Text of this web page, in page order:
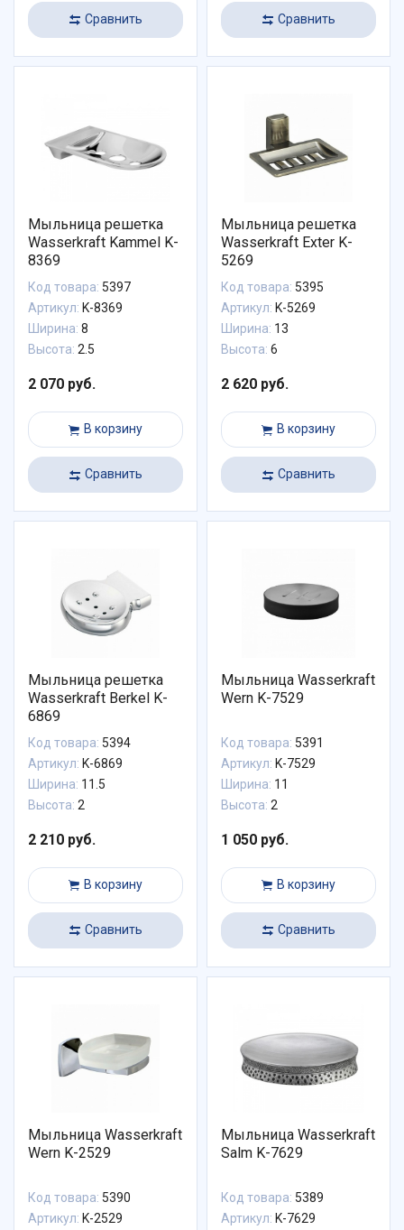
Сравнить Сравнить
Мыльница решетка
Wasserkraft Kammel K-
8369
Код товара: 5397
Артикул: K-8369
Ширина: 8
Высота: 2.5
2 070 руб.
В корзину
Сравнить
Мыльница решетка
Wasserkraft Exter K-
5269
Код товара: 5395
Артикул: K-5269
Ширина: 13
Высота: 6
2 620 руб.
В корзину
Сравнить
Мыльница решетка
Wasserkraft Berkel K-
6869
Код товара: 5394
Артикул: K-6869
Ширина: 11.5
Высота: 2
2 210 руб.
В корзину
Сравнить
Мыльница Wasserkraft
Wern K-7529
Код товара: 5391
Артикул: K-7529
Ширина: 11
Высота: 2
1 050 руб.
В корзину
Сравнить
Мыльница Wasserkraft
Wern K-2529
Код товара: 5390
Артикул: K-2529
Мыльница Wasserkraft
Salm K-7629
Код товара: 5389
Артикул: K-7629